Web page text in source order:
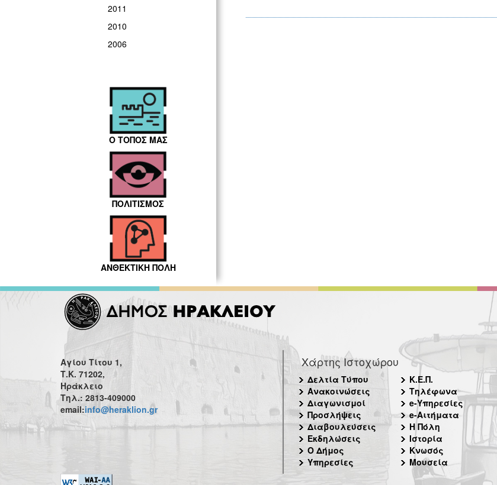
2011
2010
2006
Ο ΤΟΠΟΣ ΜΑΣ
ΠΟΛΙΤΙΣΜΟΣ
ΑΝΘΕΚΤΙΚΗ ΠΟΛΗ
Αγίου Τίτου 1,
Τ.Κ. 71202,
Ηράκλειο
Τηλ.: 2813-409000
email:info@heraklion.gr
Χάρτης Ιστοχώρου
Δελτία Τύπου
Ανακοινώσεις
Διαγωνισμοί
Προσλήψεις
Διαβουλεύσεις
Εκδηλώσεις
Ο Δήμος
Υπηρεσίες
Κ.Ε.Π.
Τηλέφωνα
e-Υπηρεσίες
e-Αιτήματα
Η Πόλη
Ιστορία
Κνωσός
Μουσεία